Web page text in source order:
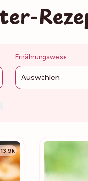
Ernährungsweise
Auswählen
13.9k